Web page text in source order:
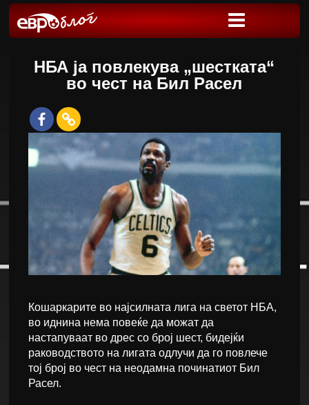
НБА ја повлекува „шестката“
во чест на Бил Расел
Кошаркарите во најсилната лига на светот НБА,
во иднина нема повеќе да можат да
настапуваат во дрес со број шест, бидејќи
раководството на лигата одлучи да го повлече
тој број во чест на неодамна починатиот Бил
Расел.